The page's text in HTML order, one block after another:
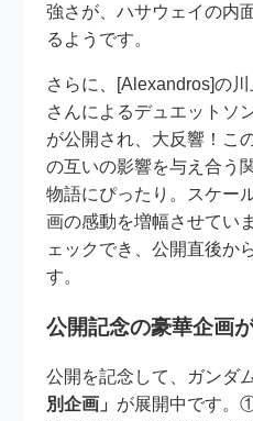
強さが、ハサウェイの内
るようです。
さらに、[Alexandros]の
さんによるデュエットソ
が公開され、大反響！こ
の互いの影響を与え合う
物語にぴったり。スケー
画の感動を増幅させてい
ェックでき、公開直後か
す。
公開記念の豪華企画
公開を記念して、ガンダ
別企画」 が展開中です。